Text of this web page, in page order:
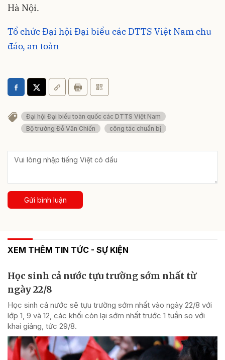
Hà Nội.
Tổ chức Đại hội Đại biểu các DTTS Việt Nam chu
đáo, an toàn
Đại hội Đại biểu toàn quốc các DTTS Việt Nam
Bộ trưởng Đỗ Văn Chiến
công tác chuẩn bị
Gửi bình luận
XEM THÊM TIN TỨC - SỰ KIỆN
Học sinh cả nước tựu trường sớm nhất từ
ngày 22/8
Học sinh cả nước sẽ tựu trường sớm nhất vào ngày 22/8 với
lớp 1, 9 và 12, các khối còn lại sớm nhất trước 1 tuần so với
khai giảng, tức 29/8.